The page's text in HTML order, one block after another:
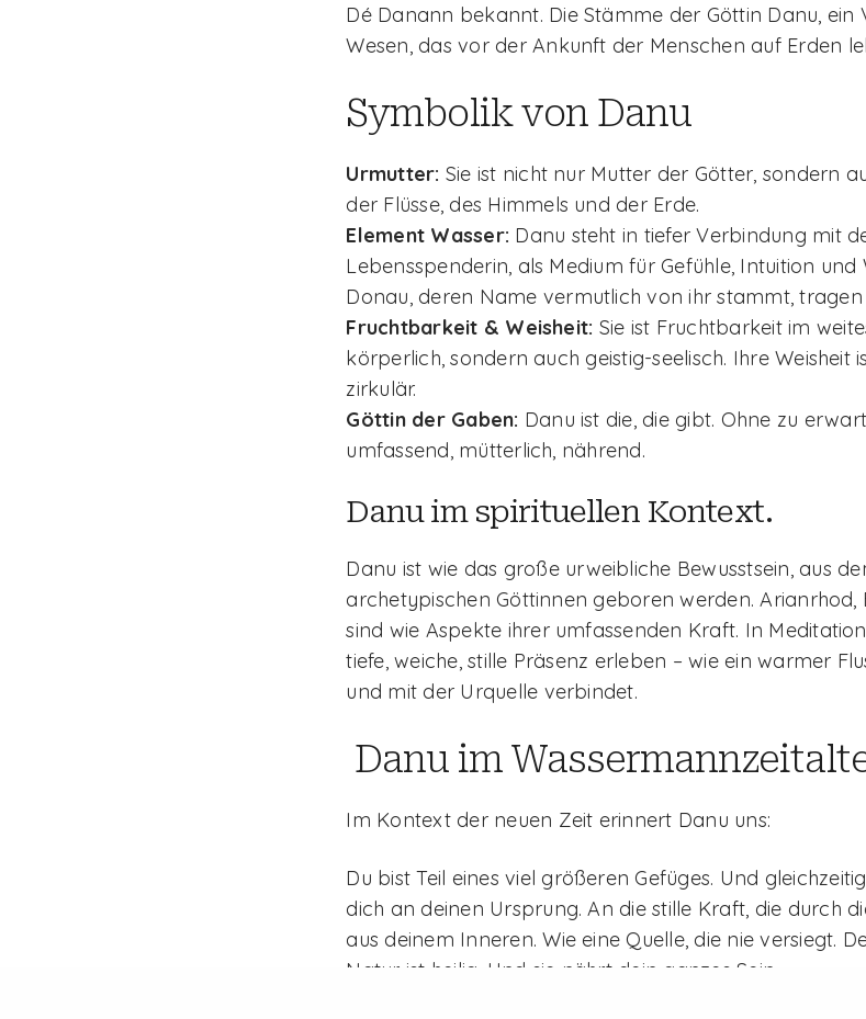
Dé Danann bekannt. Die Stämme der Göttin Danu,
Wesen, das vor der Ankunft der Menschen auf Erden
Symbolik von Danu
Urmutter: Sie ist nicht nur Mutter der Götter, sondern
der Flüsse, des Himmels und der Erde.
Element Wasser: Danu steht in tiefer Verbindung mit
Lebensspenderin, als Medium für Gefühle, Intuition und
Donau, deren Name vermutlich von ihr stammt, tragen
Fruchtbarkeit & Weisheit: Sie ist Fruchtbarkeit im
körperlich, sondern auch geistig-seelisch. Ihre Weisheit
zirkulär.
Göttin der Gaben: Danu ist die, die gibt. Ohne zu
umfassend, mütterlich, nährend.
Danu im spirituellen Kontext.
Danu ist wie das große urweibliche Bewusstsein, aus
archetypischen Göttinnen geboren werden. Arianrhod,
sind wie Aspekte ihrer umfassenden Kraft. In
tiefe, weiche, stille Präsenz erleben – wie ein warmer
und mit der Urquelle verbindet.
Danu im
Im Kontext der neuen Zeit erinnert Danu uns:
Du bist Teil eines viel größeren Gefüges. Und
dich an deinen Ursprung. An die stille Kraft, die durch
aus deinem Inneren. Wie eine Quelle, die nie versiegt.
Natur ist heilig. Und sie nährt dein ganzes Sein.
hello@martabloch.de